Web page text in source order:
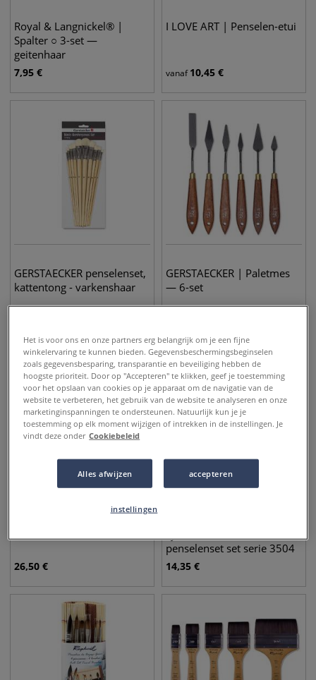
Royal & Langnickel® |
Spalter ○ 3-set —
geitenhaar
7,95 €
I LOVE ART | Penselen-etui
vanaf 10,45 €
GERSTAECKER penselenset,
kattentong - varkenshaar
GERSTAECKER | Paletmes
— 6-set
26,50 €
penselenset set serie 3504
14,35 €
Het is voor ons en onze partners erg belangrijk om je een fijne
winkelervaring te kunnen bieden. Gegevensbeschermingsbeginselen
zoals gegevensbesparing, transparantie en beveiliging hebben de
hoogste prioriteit. Door op "Accepteren" te klikken, geef je toestemming
voor het opslaan van cookies op je apparaat om de navigatie van de
website te verbeteren, het gebruik van de website te analyseren en onze
marketinginspanningen te ondersteunen. Natuurlijk kun je je
toestemming op elk moment wijzigen of intrekken in de instellingen. Je
vindt deze onder Cookiebeleid
Alles afwijzen accepteren
instellingen